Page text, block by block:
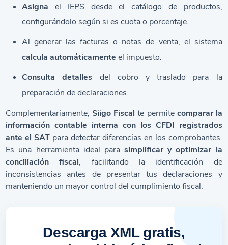
Asigna el IEPS desde el catálogo de productos,
configurándolo según si es cuota o porcentaje.
Al generar las facturas o notas de venta, el sistema
calcula automáticamente el impuesto.
Consulta detalles del cobro y traslado para la
preparación de declaraciones.
Complementariamente,Siigo Fiscal te permite comparar la
información contable interna con los CFDI registrados
ante el SAT para detectar diferencias en los comprobantes.
Es una herramienta ideal parasimplificar y optimizar la
conciliación fiscal, facilitando la identificación de
inconsistencias antes de presentar tus declaraciones y
manteniendo un mayor control del cumplimiento fiscal.
Descarga XML gratis,